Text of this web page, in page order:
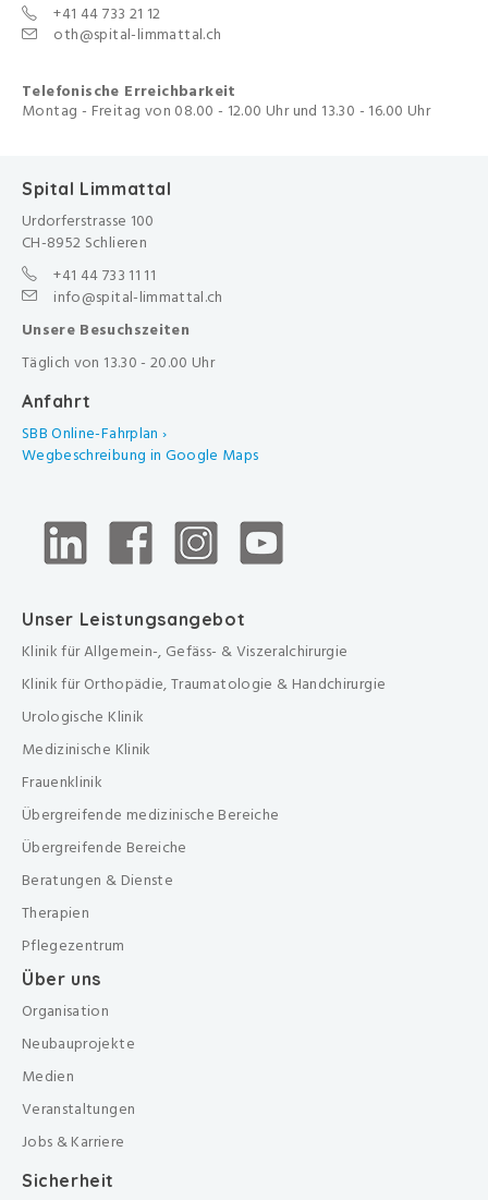
+41 44 733 21 12
oth@spital-limmattal.ch
Telefonische Erreichbarkeit
Montag - Freitag von 08.00 - 12.00 Uhr und 13.30 - 16.00 Uhr
Spital Limmattal
Urdorferstrasse 100
CH-8952 Schlieren
+41 44 733 11 11
info@spital-limmattal.ch
Unsere Besuchszeiten
Täglich von 13.30 - 20.00 Uhr
Anfahrt
SBB Online-Fahrplan ›
Wegbeschreibung in Google Maps
Unser Leistungsangebot
Klinik für Allgemein-, Gefäss- & Viszeralchirurgie
Klinik für Orthopädie, Traumatologie & Handchirurgie
Urologische Klinik
Medizinische Klinik
Frauenklinik
Übergreifende medizinische Bereiche
Übergreifende Bereiche
Beratungen & Dienste
Therapien
Pflegezentrum
Über uns
Organisation
Neubauprojekte
Medien
Veranstaltungen
Jobs & Karriere
Sicherheit